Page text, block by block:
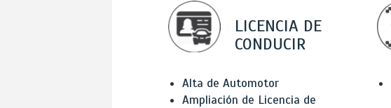
LICENCIA DE
CONDUCIR
Alta de Automotor
Ampliación de Licencia de